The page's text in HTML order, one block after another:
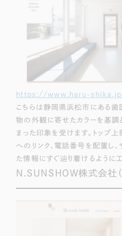
https://www.haru-shika.jp
こちらは静岡県浜松市にある歯
物の外観に寄せたカラーを基調
まった印象を受けます。トップ
へのリンク、電話番号を配置し
た情報にすぐ辿り着けるように
N.SUNSHOW株式会社